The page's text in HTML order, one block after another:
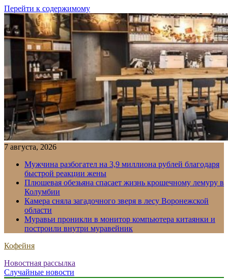
Перейти к содержимому
7 августа, 2026
Мужчина разбогател на 3,9 миллиона рублей благодаря
быстрой реакции жены
Плюшевая обезьяна спасает жизнь крошечному лемуру в
Колумбии
Камера сняла загадочного зверя в лесу Воронежской
области
Муравьи проникли в монитор компьютера китаянки и
построили внутри муравейник
Кофейня
Новостная рассылка
Случайные новости